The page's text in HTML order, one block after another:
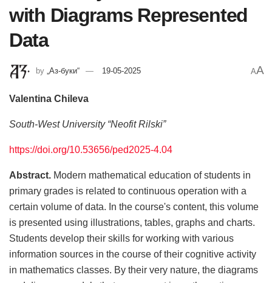
with Diagrams Represented
Data
by „Аз-буки“ 19-05-2025 AA
Valentina Chileva
South-West University “Neofit Rilski”
https://doi.org/10.53656/ped2025-4.04
Abstract. Modern mathematical education of students in
primary grades is related to continuous operation with a
certain volume of data. In the course's content, this volume
is presented using illustrations, tables, graphs and charts.
Students develop their skills for working with various
information sources in the course of their cognitive activity
in mathematics classes. By their very nature, the diagrams